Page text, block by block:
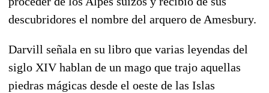
descubridores el nombre del arquero de Amesbury.
Darvill señala en su libro que varias leyendas del
siglo XIV hablan de un mago que trajo aquellas
piedras mágicas desde el oeste de las Islas